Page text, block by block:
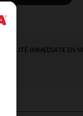
IMMÉDIATE EN